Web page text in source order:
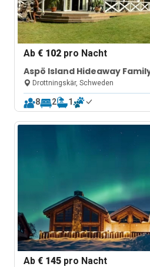
Ab€ 102 pro Nacht
Aspö Island Hideaway
Drottningskär, Schweden
8 2 1
Ab€ 145 pro Nacht